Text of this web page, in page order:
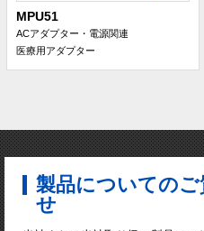
MPU51
ACアダプター・電源関連
医療用アダプター
製品についての
せ